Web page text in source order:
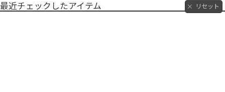
最近チェックしたアイテム リセット